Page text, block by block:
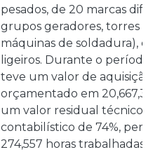
pesados, de 20 marcas
grupos geradores, torres
máquinas de soldadura),
ligeiros. Durante o período
teve um valor de
orçamentado em
um valor residual técnico
contabilístico de 74%,
274,557 horas